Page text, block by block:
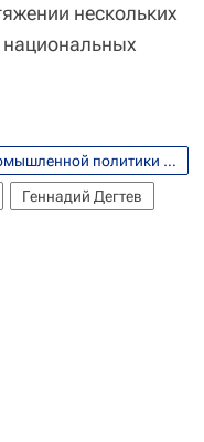
нескольких
Департамент инвестиционной и промышленной политики города Москвы
Геннадий Дегтев